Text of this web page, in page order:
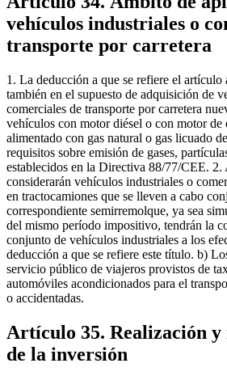
vehículos industriales o
transporte por carretera
1. La deducción a que se refiere el artículo
también en el supuesto de adquisición de
comerciales de transporte por carretera
vehículos con motor diésel o con motor de
alimentado con gas natural o gas licuado
requisitos sobre emisión de gases,
establecidos en la Directiva 88/77/CEE. 2.
considerarán vehículos industriales o
en tractocamiones que se lleven a cabo
correspondiente semirremolque, ya sea
del mismo período impositivo, tendrán la
conjunto de vehículos industriales a los
deducción a que se refiere este título. b)
servicio público de viajeros provistos de
automóviles acondicionados para el
o accidentadas.
Artículo 35. Realización
de la inversión